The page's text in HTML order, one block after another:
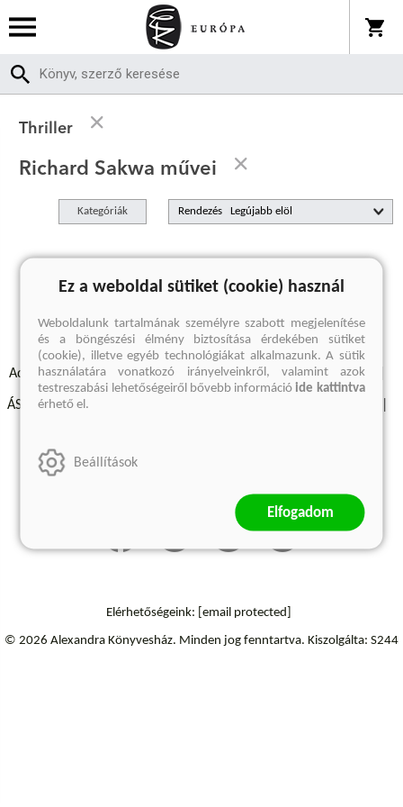
Thriller
Richard Sakwa művei
Kategóriák Rendezés
A keresett kifejezésre nincs találat
Adatvédelmi szabályzatok Elállási felmondási nyilatkozat
ÁSZF - Vásárlási feltételek
Elérhetőségeink: [email protected]
© 2026 Alexandra Könyvesház. Minden jog fenntartva. Kiszolgálta: S244
Ez a weboldal sütiket (cookie) használ
Weboldalunk tartalmának személyre szabott megjelenítése
és a böngészési élmény biztosítása érdekében sütiket
(cookie), illetve egyéb technológiákat alkalmazunk. A sütik
használatára vonatkozó irányelveinkről, valamint azok
testreszabási lehetőségeiről bővebb információide kattintva
érhető el.
Beállítások
Elfogadom